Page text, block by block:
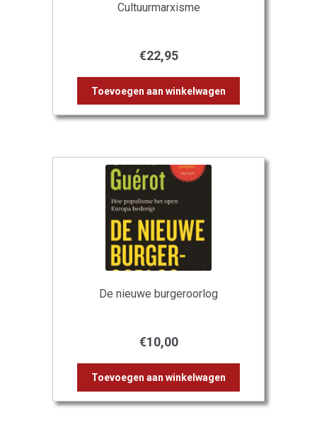
Cultuurmarxisme
€22,95
Toevoegen aan winkelwagen
De nieuwe burgeroorlog
€10,00
Toevoegen aan winkelwagen